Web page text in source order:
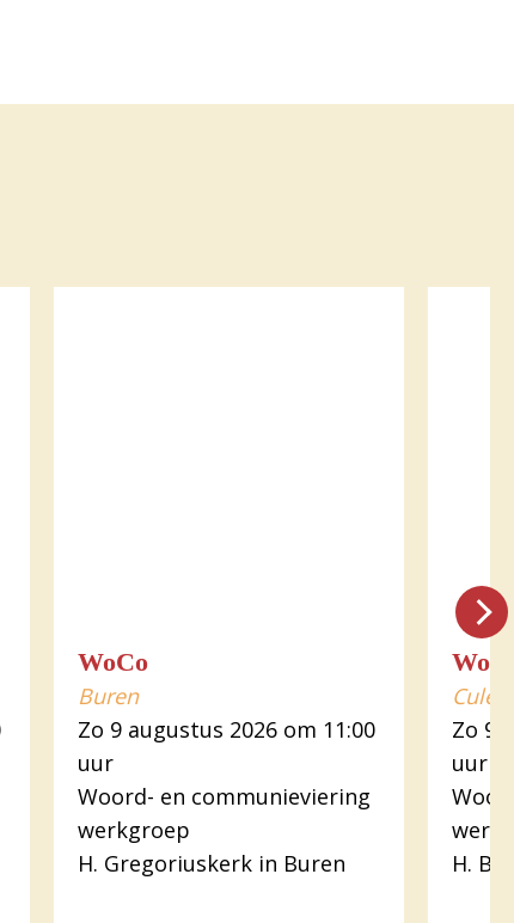
WoCo
Buren
Zo 9 augustus 2026 om 11:00
uur
Woord- en communieviering
werkgroep
H. Gregoriuskerk in Buren
Zo 9
uur
H.